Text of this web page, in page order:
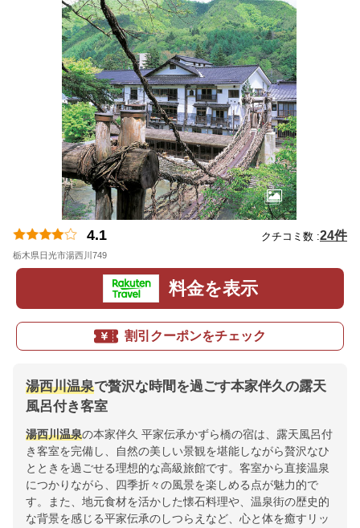
4.1 クチコミ数 :24件
栃木県日光市湯西川749
料金を表示
割引クーポンをチェック
湯西川温泉で贅沢な時間を過ごす本家伴久の露天
風呂付き客室
湯西川温泉の本家伴久 平家伝承かずら橋の宿は、露天風呂付
き客室を完備し、自然の美しい景観を堪能しながら贅沢なひ
とときを過ごせる理想的な高級旅館です。客室から直接温泉
につかりながら、四季折々の風景を楽しめる点が魅力的で
す。また、地元食材を活かした懐石料理や、温泉街の歴史的
な背景を感じる平家伝承のしつらえなど、心と体を癒すリッ